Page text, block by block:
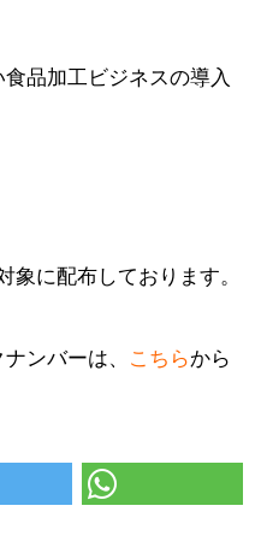
品加工ビジネスの導入
に配布しております。
ンバーは、 こちらから